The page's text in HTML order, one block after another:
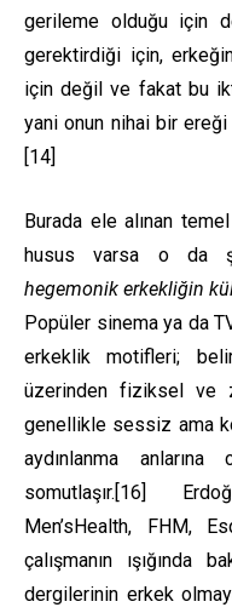
gerileme olduğu için
gerektirdiği için,
için değil ve fakat bu
yani onun nihai bir
[14]
Burada ele alınan
husus varsa o da
hegemonik erkekliğin
Popüler sinema ya da
erkeklik motifleri;
üzerinden fiziksel ve
genellikle sessiz ama
aydınlanma
somutlaşır.[16]
Men’sHealth, FHM,
çalışmanın ışığında
dergilerinin erkek